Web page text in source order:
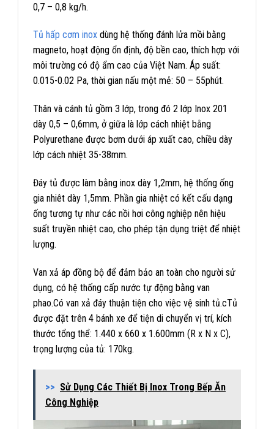
0,7 – 0,8 kg/h.
Tủ hấp cơm inox dùng hệ thống đánh lửa mồi bằng
magneto, hoạt động ổn định, độ bền cao, thích hợp với
môi trường có độ ẩm cao của Việt Nam. Áp suất:
0.015-0.02 Pa, thời gian nấu một mẻ: 50 – 55phút.
Thân và cánh tủ gồm 3 lớp, trong đó 2 lớp Inox 201
dày 0,5 – 0,6mm, ở giữa là lớp cách nhiệt bằng
Polyurethane được bơm dưới áp xuất cao, chiều dày
lớp cách nhiệt 35-38mm.
Đáy tủ được làm bằng inox dày 1,2mm, hệ thống ống
gia nhiêt dày 1,5mm. Phần gia nhiệt có kết cấu dạng
ống tương tự như các nồi hơi công nghiệp nên hiệu
suất truyền nhiệt cao, cho phép tận dụng triệt để nhiệt
lượng.
Van xả áp đồng bộ để đảm bảo an toàn cho người sử
dụng, có hệ thống cấp nước tự động bằng van
phao.Có van xả đáy thuận tiện cho việc vệ sinh tủ.cTủ
được đặt trên 4 bánh xe để tiện di chuyển vị trí, kích
thước tổng thể: 1.440 x 660 x 1.600mm (R x N x C),
trọng lượng của tủ: 170kg.
>> Sử Dụng Các Thiết Bị Inox Trong Bếp Ăn
Công Nghiệp